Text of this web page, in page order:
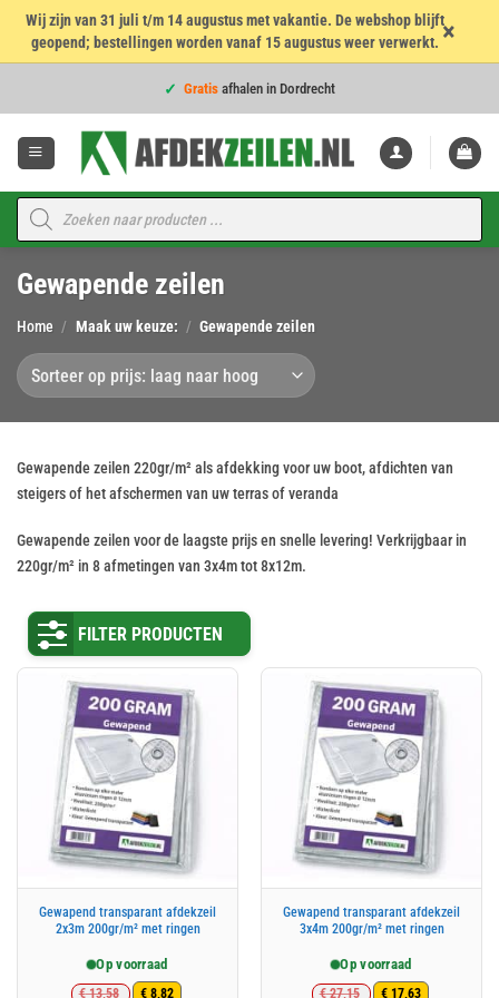
Wij zijn van 31 juli t/m 14 augustus met vakantie. De webshop blijft
geopend; bestellingen worden vanaf 15 augustus weer verwerkt. ×
Voor16:00besteld = dezelfde werkdag verzonden!
Gratis afhalen in Dordrecht
Voor
4,7 ★★★★★ op 960 beoordelingen
Voor16:00besteld = dezelfde werkdag verzonden!
Topkwaliteit voor debeste prijs
Voor16:00besteld = dezelfde werkdag verzonden!
Producten
zoeken
Gewapende zeilen
Home / Maak uw keuze: / Gewapende zeilen
Gewapende zeilen 220gr/m² als afdekking voor uw boot, afdichten van
steigers of het afschermen van uw terras of veranda
Gewapende zeilen voor de laagste prijs en snelle levering! Verkrijgbaar in
220gr/m² in 8 afmetingen van 3x4m tot 8x12m.
FILTER PRODUCTEN
Gewapend transparant afdekzeil
2x3m 200gr/m² met ringen
Op voorraad
€13,58
€ 8,82
Gewapend transparant afdekzeil
3x4m 200gr/m² met ringen
Op voorraad
€27,15
€ 17,63